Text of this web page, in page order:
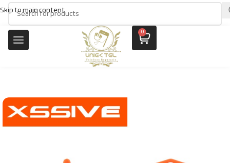
Skip to main content
0